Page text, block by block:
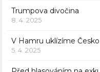
Trumpova divočina
8. 4. 2025
V Hamru uklízíme Česko
5. 4. 2025